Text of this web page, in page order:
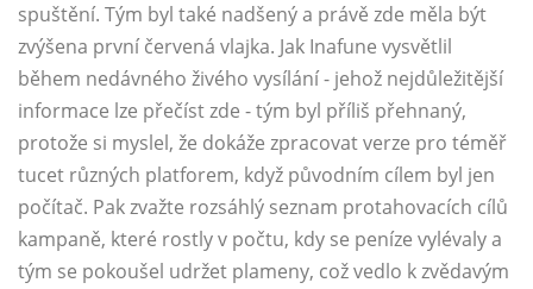
spuštění. Tým byl také nadšený a právě zde měla být
zvýšena první červená vlajka. Jak Inafune vysvětlil
během nedávného živého vysílání - jehož nejdůležitější
informace lze přečíst zde - tým byl příliš přehnaný,
protože si myslel, že dokáže zpracovat verze pro téměř
tucet různých platforem, když původním cílem byl jen
počítač. Pak zvažte rozsáhlý seznam protahovacích cílů
kampaně, které rostly v počtu, kdy se peníze vylévaly a
tým se pokoušel udržet plameny, což vedlo k zvědavým